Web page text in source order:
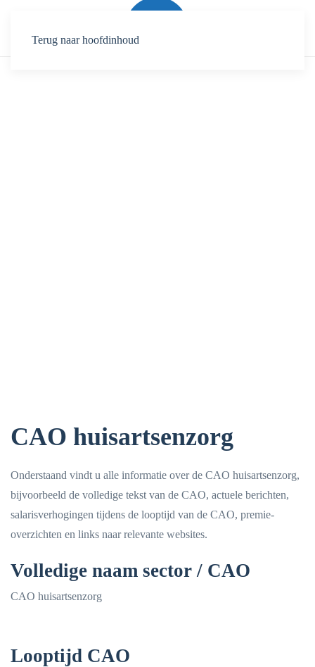
Terug naar hoofdinhoud
CAO huisartsenzorg
Onderstaand vindt u alle informatie over de CAO huisartsenzorg,
bijvoorbeeld de volledige tekst van de CAO, actuele berichten,
salarisverhogingen tijdens de looptijd van de CAO, premie-
overzichten en links naar relevante websites.
Volledige naam sector / CAO
CAO huisartsenzorg
Looptijd CAO